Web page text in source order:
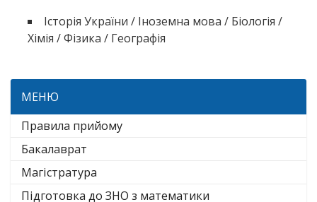
Історія України / Іноземна мова / Біологія /
Хімія / Фізика / Географія
МЕНЮ
Правила прийому
Бакалаврат
Магістратура
Підготовка до ЗНО з математики